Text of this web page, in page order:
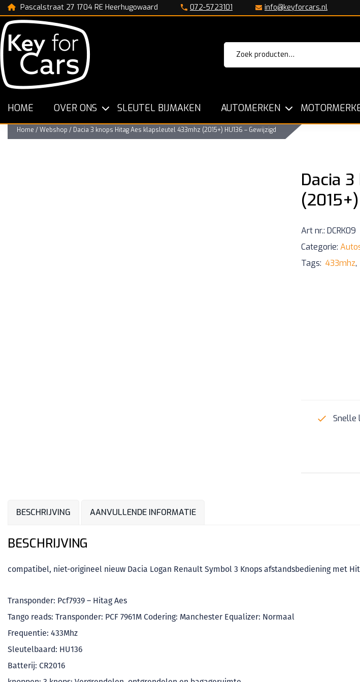
Pascalstraat 27 1704 RE Heerhugowaard 072-5723101 info@keyforcars.nl
Zoeken
naar:
HOME OVER ONS SLEUTEL BIJMAKEN AUTOMERKEN
De Specialist in Nederland Snelle Werkwijze Sleutels voor alle
Home /Webshop / Dacia 3 knops Hitag Aes klapsleutel 433mhz (2015+) HU136 – Gewijzigd
Dacia
Art nr.:DCRK09
Categorie:
Tags: 433mhz,
Snelle
BESCHRIJVING AANVULLENDE INFORMATIE
BESCHRIJVING
compatibel, niet-origineel nieuw Dacia Logan Renault Symbol 3 Knops afstandsbediening met
Transponder: Pcf7939 – Hitag Aes
Tango reads: Transponder: PCF 7961M Codering: Manchester Equalizer: Normaal
Frequentie: 433Mhz
Sleutelbaard: HU136
Batterij: CR2016